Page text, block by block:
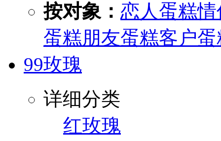
按对象： 恋人蛋糕情
蛋糕朋友蛋糕客户蛋
99玫瑰
详细分类
红玫瑰